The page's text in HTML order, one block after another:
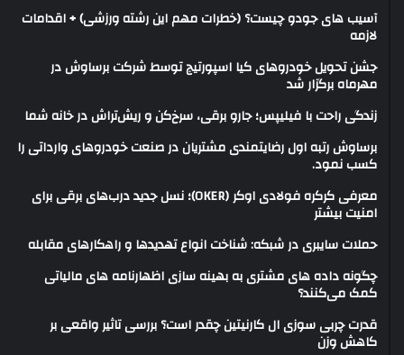
آسیب های جودو چیست؟ (خطرات مهم این رشته ورزشی) + اقدامات
لازمه
جشن تحویل خودروهای کیا اسپورتیج توسط شرکت برساوش در
مهرماه برگزار شد
زندگی راحت با فیلیپس؛ جارو برقی، سرخ‌کن و ریش‌تراش در خانه شما
برساوش رتبه اول رضایتمندی مشتریان در صنعت خودروهای وارداتی را
کسب نمود.
معرفی کرکره فولادی اوکر (OKER)؛ نسل جدید درب‌های برقی برای
امنیت بیشتر
حملات سایبری در شبکه: شناخت انواع تهدیدها و راهکارهای مقابله
چگونه داده های مشتری به بهینه سازی اظهارنامه های مالیاتی
کمک می‌کنند؟
قدرت چربی سوزی ال کارنیتین چقدر است؟ بررسی تاثیر واقعی بر
کاهش وزن